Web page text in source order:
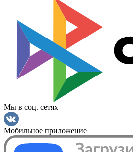
Мы в соц. сетях
Мобильное приложение